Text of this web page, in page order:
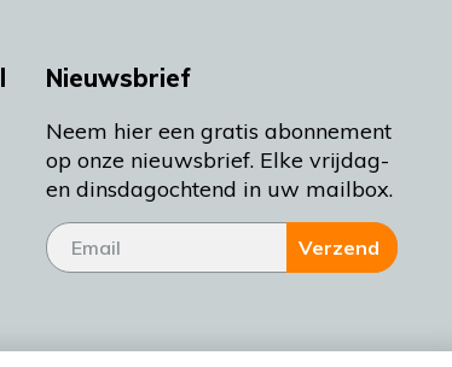
Nieuwsbrief
Neem hier een gratis abonnement
op onze nieuwsbrief. Elke vrijdag-
en dinsdagochtend in uw mailbox.
Verzend